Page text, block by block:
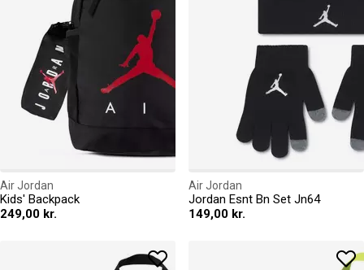
Air Jordan
Kids' Backpack
249,00 kr.
Air Jordan
Jordan Esnt Bn Set Jn64
149,00 kr.